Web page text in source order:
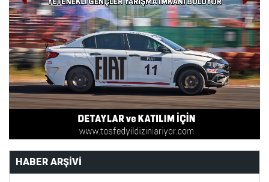
HABER ARŞIVI